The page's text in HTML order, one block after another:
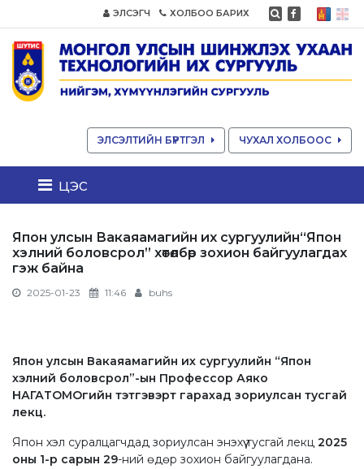
ЭЛСЭГЧ ХОЛБОО БАРИХ
ЭЛСЭЛТИЙН БҮРТГЭЛ ЧУХАЛ ХОЛБООС
цэс
Япон улсын Вакаяамагийн их сургуулийн“Япон
хэлний боловсрол” хөтөлбөр зохион байгуулагдах
гэж байна
2025-01-23 11:46 buhs
Япон улсын Вакаяамагийн их сургуулийн “Япон
хэлний боловсрол”-ын Профессор Аяко
НАГАТОМОгийн тэтгэвэрт гарахад зориулсан тусгай
лекц.
Япон хэл суралцагчдад зориулсан энэхүү тусгай лекц 2025
оны 1-р сарын 29-ний өдөр зохион байгуулагдана.